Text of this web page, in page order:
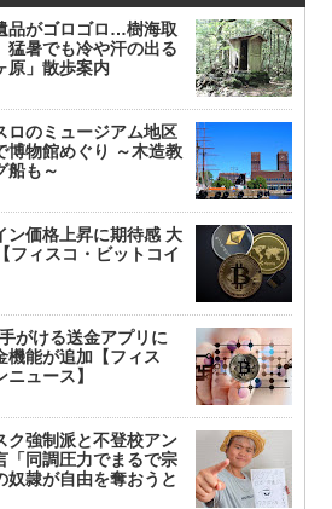
品がゴロゴロ…樹海取
猛暑でも冷や汗の出る
原」散歩案内
ロのミュージアム地区
博物館めぐり ～木造教
船も～
ン価格上昇に期待感 大
フィスコ・ビットコイ
がける送金アプリに
機能が追加【フィス
ュース】
ク強制派と不登校アン
「同調圧力でまるで宗
奴隷が自由を奪おうと